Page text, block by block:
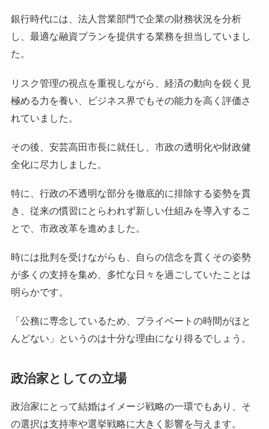
銀行時代には、法人営業部門で企業の財務状況を分析
し、最適な融資プランを提供する業務を担当していまし
た。
リスク管理の視点を重視しながら、経済の動向を鋭く見
極める力を養い、ビジネス界でもその能力を高く評価さ
れていました。
その後、安芸高田市長に就任し、市政の透明化や財政健
全化に尽力しました。
特に、行政の不透明な部分を徹底的に排除する姿勢を貫
き、従来の慣習にとらわれず新しい仕組みを導入するこ
とで、市政改革を進めました。
時には批判を受けながらも、自らの信念を貫くその姿勢
が多くの支持を集め、多忙な日々を過ごしていたことは
明らかです。
「公務に専念しているため、プライベートの時間がほと
んどない」というのは十分な理由になり得るでしょう。
政治家としての立場
政治家にとって結婚はイメージ戦略の一環でもあり、そ
の選択は支持率や選挙戦略に大きく影響を与えます。